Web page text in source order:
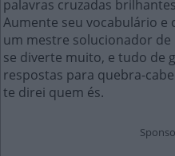
palavras cruzadas
Aumente seu vocabulário e
um mestre solucionador
se diverte muito, e tudo de
respostas para quebra-
te direi quem és.